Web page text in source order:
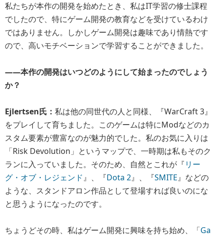
私たちが本作の開発を始めたとき、私はIT学習の修士課程
でしたので、特にゲーム開発の教育などを受けているわけ
ではありません。しかしゲーム開発は趣味であり情熱です
ので、高いモチベーションで学習することができました。
――本作の開発はいつどのようにして始まったのでしょう
か？
Ejlertsen氏： 私は他の同世代の人と同様、『WarCraft 3』
をプレイして育ちました。このゲームは特にModなどのカ
スタム要素が豊富なのが魅力的でした。私のお気に入りは
「Risk Devolution」というマップで、一時期は私もそのク
ランに入っていました。そのため、自然とこれが『リー
グ・オブ・レジェンド』、『Dota 2』、『SMITE』などの
ような、スタンドアロン作品として登場すれば良いのにな
と思うようになったのです。
ちょうどその時、私はゲーム開発に興味を持ち始め、「Ga